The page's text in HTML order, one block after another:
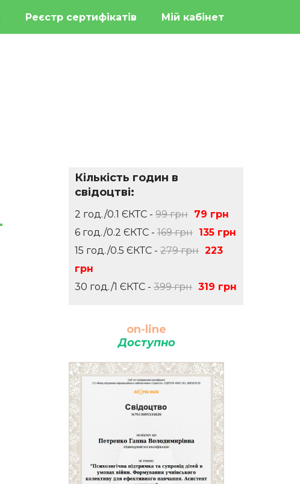
Реєстр сертифікатів Мій кабінет
Кількість годин в
свідоцтві:
2 год./0.1 ЄКТС - 99 грн 79 грн
6 год./0.2 ЄКТС - 169 грн 135 грн
15 год./0.5 ЄКТС - 279 грн 223
грн
30 год./1 ЄКТС - 399 грн 319 грн
on-line
Доступно